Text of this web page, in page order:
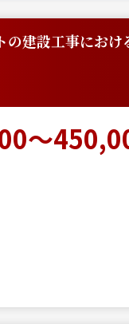
の建設工事におけ
～